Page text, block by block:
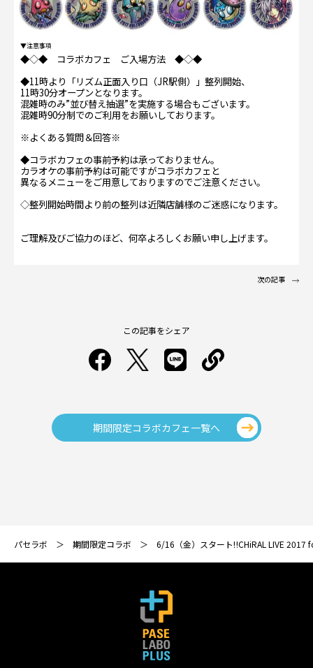
▼注意事項
◆◇◆ コラボカフェ ご入場方法 ◆◇◆
◆11時より「リズム正面入り口（JR駅側）」整列開始、
11時30分オープンとなります。
混雑時のみ”並び替え抽選”を実施する場合もございます。
混雑時90分制でのご利用をお願いしております。
※よくある質問＆回答※
◆コラボカフェの事前予約は承っておりません。
カラオケの事前予約は可能ですがコラボカフェと
異なるメニューをご用意しておりますのでご注意ください。
◇整列開始時間より前の整列は近隣店舗様のご迷惑になります。
ご理解及びご協力のほど、何卒よろしくお願い申し上げます。
次の記事
この記事をシェア
期間限定コラボカフェ一覧へ
パセラボ 期間限定コラボ 6/16（金）スタート‼CHiRAL LIVE